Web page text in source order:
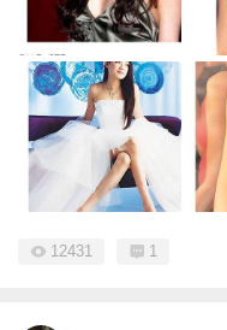
12431 1